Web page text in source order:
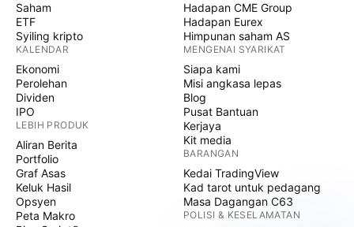
Saham
ETF
Syiling kripto
KALENDAR
Ekonomi
Perolehan
Dividen
IPO
LEBIH PRODUK
Aliran Berita
Portfolio
Graf Asas
Keluk Hasil
Opsyen
Peta Makro
Hadapan CME Group
Hadapan Eurex
Himpunan saham AS
MENGENAI SYARIKAT
Siapa kami
Misi angkasa lepas
Blog
Pusat Bantuan
Kerjaya
Kit media
BARANGAN
Kedai TradingView
Kad tarot untuk pedagang
Masa Dagangan C63
POLISI & KESELAMATAN